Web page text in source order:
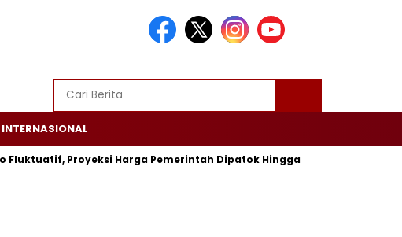
INTERNASIONAL
Fluktuatif, Proyeksi Harga Pemerintah Dipatok Hingga USD 94